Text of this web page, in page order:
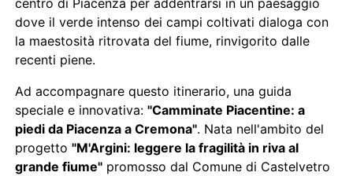
dove il verde intenso dei campi coltivati dialoga con
la maestosità ritrovata del fiume, rinvigorito dalle
recenti piene.
Ad accompagnare questo itinerario, una guida
speciale e innovativa:"Camminate Piacentine: a
piedi da Piacenza a Cremona". Nata nell'ambito del
progetto"M'Argini: leggere la fragilità in riva al
grande fiume" promosso dal Comune di Castelvetro